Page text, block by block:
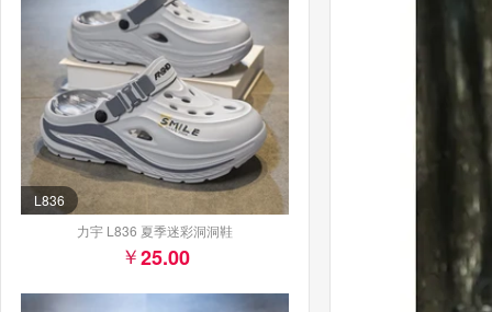
L836
力宇 L836 夏季迷彩洞洞鞋
25.00